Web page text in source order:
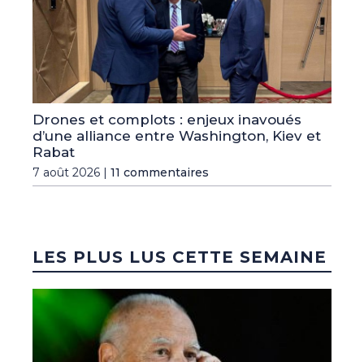
Drones et complots : enjeux inavoués
d’une alliance entre Washington, Kiev et
Rabat
7 août 2026 | 11 commentaires
LES PLUS LUS CETTE SEMAINE